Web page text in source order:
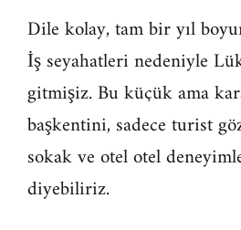
Dile kolay, tam bir yıl
İş seyahatleri nedeniyle
gitmişiz. Bu küçük ama
başkentini, sadece turist
sokak ve otel otel
diyebiliriz.